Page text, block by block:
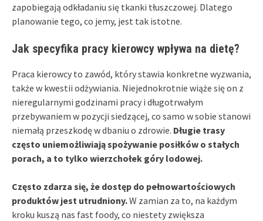
zapobiegają odkładaniu się tkanki tłuszczowej. Dlatego
planowanie tego, co jemy, jest tak istotne.
Jak specyfika pracy kierowcy wpływa na dietę?
Praca kierowcy to zawód, który stawia konkretne wyzwania,
także w kwestii odżywiania. Niejednokrotnie wiąże się on z
nieregularnymi godzinami pracy i długotrwałym
przebywaniem w pozycji siedzącej, co samo w sobie stanowi
niemałą przeszkodę w dbaniu o zdrowie. Długie trasy
często uniemożliwiają spożywanie posiłków o stałych
porach, a to tylko wierzchołek góry lodowej.
Często zdarza się, że dostęp do pełnowartościowych
produktów jest utrudniony.W zamian za to, na każdym
kroku kuszą nas fast foody, co niestety zwiększa